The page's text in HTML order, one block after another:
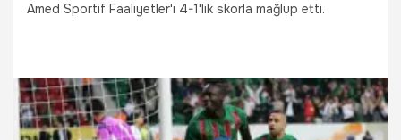
Amed Sportif Faaliyetler'i 4-1'lik skorla mağlup etti.